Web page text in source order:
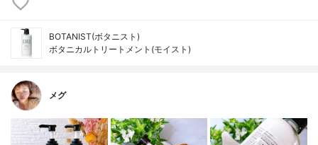
BOTANIST(ボタニスト)
ボタニカルトリートメント(モイスト)
メグ